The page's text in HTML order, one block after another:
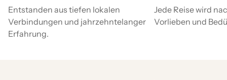
Entstanden aus tiefen lokalen
Verbindungen und jahrzehntelanger
Erfahrung.
Jede Reise wird
Vorlieben und